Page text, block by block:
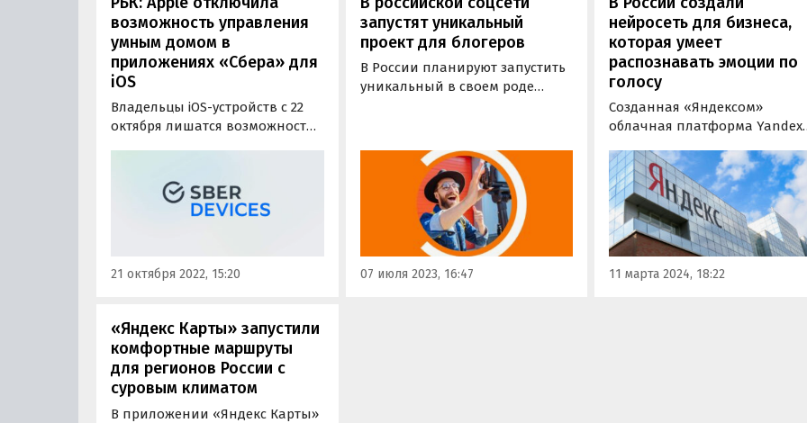
возможность управления
умным домом в
приложениях «Сбера» для
iOS
Владельцы iOS-устройств с 22
октября лишатся возможности
умного дома через
приложения «Салют» и «Салют!
Умный дом», поскольку Apple
фирменного магазина App
Store.
21 октября 2022, 15:20
запустят уникальный
проект для блогеров
В России планируют запустить
уникальный в своем роде
шоу им предоставит
социальная сеть
«Одноклассники», пишет
«Лента.ру» со ссылкой на ее
пресс-службу.
07 июля 2023, 16:47
нейросеть для бизнеса,
которая умеет
распознавать эмоции по
голосу
Созданная «Яндексом»
облачная платформа Yandex
которая способна по голосу
пользователя распознавать
испытываемые им эмоции,
негатив, неформальные
высказывания и
лексику.
11 марта 2024, 18:22
«Яндекс Карты» запустили
комфортные маршруты
для регионов России с
суровым климатом
В приложении «Яндекс Карты»